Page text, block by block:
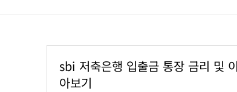
sbi 저축은행 입출금 통장 금리 및
아보기